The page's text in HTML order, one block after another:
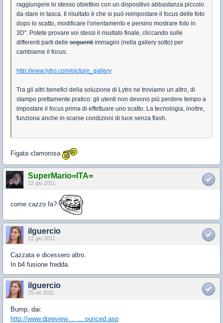
raggiungere lo stesso obiettivo con un dispositivo abbastanza piccolo
da stare in tasca. Il risultato è che si può reimpostare il focus delle foto
dopo lo scatto, modificare l'orientamento e persino mostrare foto in
3D". Potete provare voi stessi il risultato finale, cliccando sulle
differenti parti delle seguenti immagini (nella gallery sotto) per
cambiarne il focus:
http://www.lytro.com/picture_gallery
Tra gli altri benefici della soluzione di Lytro ne troviamo un altro, di
stampo prettamente pratico: gli utenti non devono più perdere tempo a
impostare il focus prima di effettuare uno scatto. La tecnologia, inoltre,
funziona anche in scarse condizioni di luce senza flash.
Figata clamorosa
SuperMario=ITA=
22 giu 2011
come cazzo fa?
ilguercio
22 giu 2011
Cazzata e dicessero altro.
In b4 fusione fredda.
ilguercio
25 ott 2011
Bump, dai:
http://www.dpreview.... ... ounced.asp